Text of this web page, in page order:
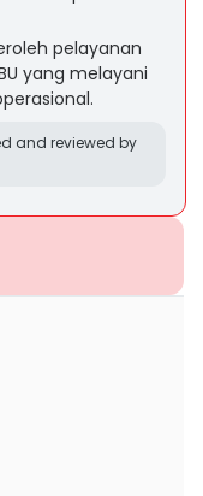
pelayanan
yang melayani
and reviewed by